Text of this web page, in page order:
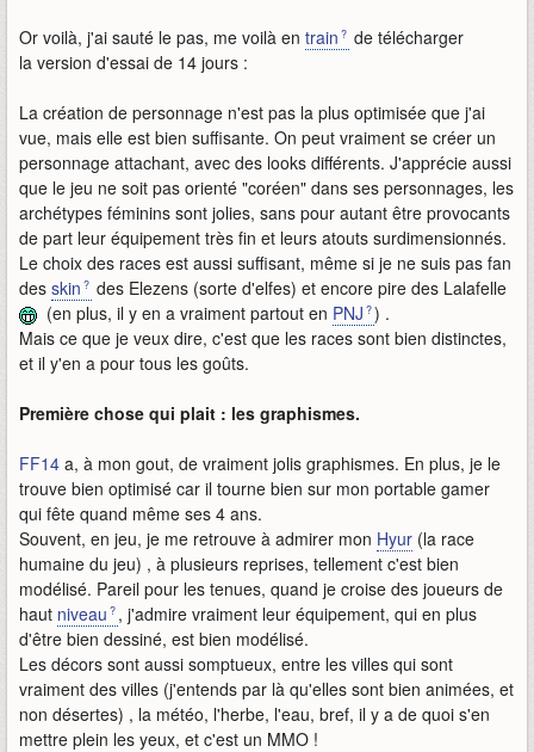
Or voilà, j'ai sauté le pas, me voilà en train
de télécharger
la version d'essai de 14 jours :
La création de personnage n'est pas la plus optimisée que j'ai
vue, mais elle est bien suffisante. On peut vraiment se créer un
personnage attachant, avec des looks différents. J'apprécie aussi
que le jeu ne soit pas orienté "coréen" dans ses personnages, les
archétypes féminins sont jolies, sans pour autant être provocants
de part leur équipement très fin et leurs atouts surdimensionnés.
Le choix des races est aussi suffisant, même si je ne suis pas fan
des skin
des Elezens (sorte d'elfes) et encore pire des Lalafelle
(en plus, il y en a vraiment partout en PNJ ) .
Mais ce que je veux dire, c'est que les races sont bien distinctes,
et il y'en a pour tous les goûts.
Première chose qui plait : les graphismes.
FF14 a, à mon gout, de vraiment jolis graphismes. En plus, je le
trouve bien optimisé car il tourne bien sur mon portable gamer
qui fête quand même ses 4 ans.
Souvent, en jeu, je me retrouve à admirer mon Hyur (la race
humaine du jeu) , à plusieurs reprises, tellement c'est bien
modélisé. Pareil pour les tenues, quand je croise des joueurs de
haut niveau , j'admire vraiment leur équipement, qui en plus
d'être bien dessiné, est bien modélisé.
Les décors sont aussi somptueux, entre les villes qui sont
vraiment des villes (j'entends par là qu'elles sont bien animées, et
non désertes) , la météo, l'herbe, l'eau, bref, il y a de quoi s'en
mettre plein les yeux, et c'est un MMO !